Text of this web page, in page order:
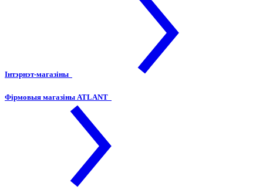
Інтэрнэт-магазіны
Фірмовыя магазіны ATLANT